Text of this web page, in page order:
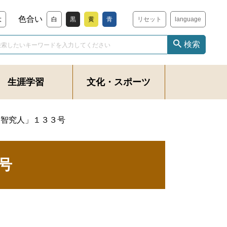
色合い 白 黒 黄 青 リセット language
検索
生涯学習 文化・スポーツ
究人」１３３号